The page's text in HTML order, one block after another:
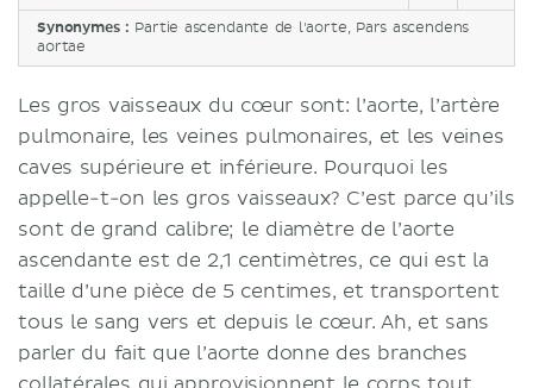
Synonymes : Partie ascendante de l'aorte, Pars ascendens
aortae
Les gros vaisseaux du cœur sont: l’aorte, l’artère
pulmonaire, les veines pulmonaires, et les veines
caves supérieure et inférieure. Pourquoi les
appelle-t-on les gros vaisseaux? C’est parce qu’ils
sont de grand calibre; le diamètre de l’aorte
ascendante est de 2,1 centimètres, ce qui est la
taille d’une pièce de 5 centimes, et transportent
tous le sang vers et depuis le cœur. Ah, et sans
parler du fait que l’aorte donne des branches